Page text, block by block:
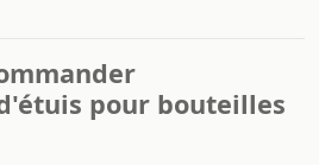
pour bouteilles